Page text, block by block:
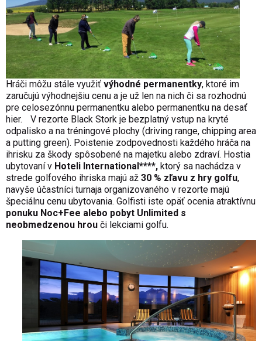
Hráči môžu stále využiť výhodné permanentky, ktoré im
zaručujú výhodnejšiu cenu a je už len na nich či sa rozhodnú
pre celosezónnu permanentku alebo permanentku na desať
hier.
V rezorte Black Stork je bezplatný vstup na kryté
odpalisko a na tréningové plochy (driving range, chipping area
a putting green). Poistenie zodpovednosti každého hráča na
ihrisku za škody spôsobené na majetku alebo zdraví. Hostia
ubytovaní v Hoteli International****, ktorý sa nachádza v
strede golfového ihriska majú až 30 % zľavu z hry golfu,
navyše účastníci turnaja organizovaného v rezorte majú
špeciálnu cenu ubytovania. Golfisti iste opäť ocenia atraktívnu
ponuku Noc+Fee alebo pobyt Unlimited s
neobmedzenou hrou či lekciami golfu.